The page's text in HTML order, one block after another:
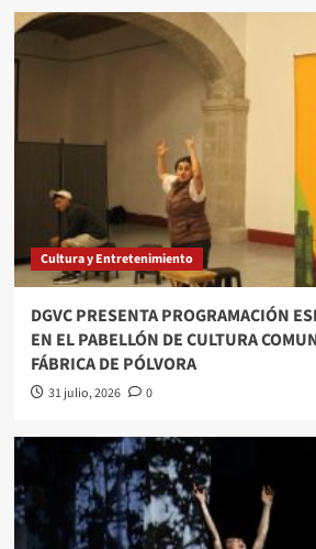
Cultura y Entretenimiento
DGVC PRESENTA PROGRAMACIÓN
EN EL PABELLÓN DE CULTURA
FÁBRICA DE PÓLVORA
31 julio, 2026 0